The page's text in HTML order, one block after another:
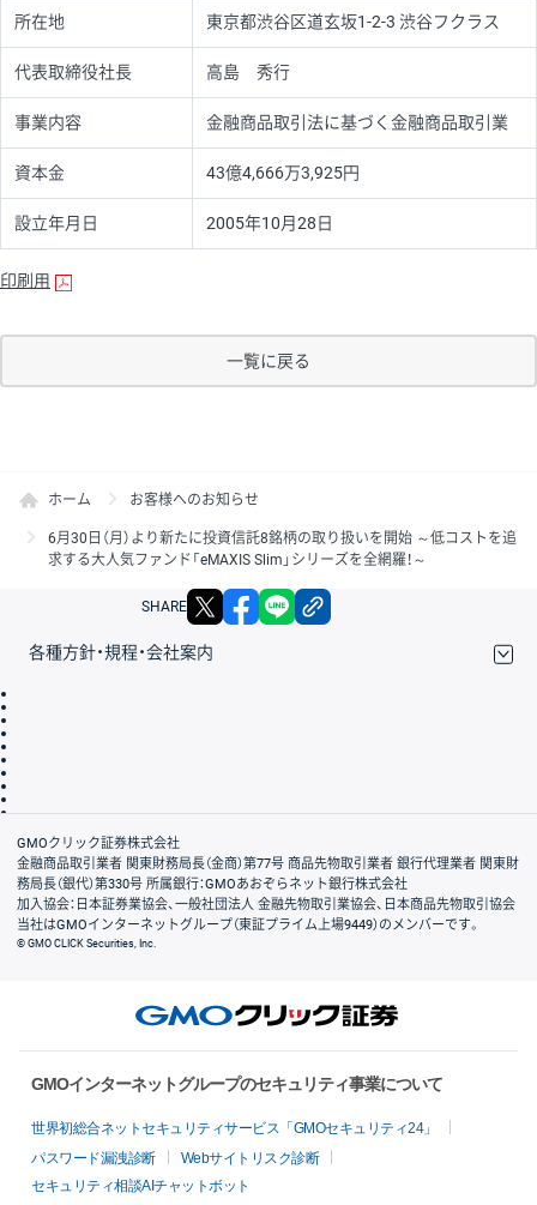
所在地 東京都渋谷区道玄坂1-2-3 渋谷フクラス
代表取締役社長 高島 秀行
事業内容 金融商品取引法に基づく金融商品取引業
資本金 43億4,666万3,925円
設立年月日 2005年10月28日
印刷用
一覧に戻る
ホーム お客様へのお知らせ
6月30日（月）より新たに投資信託8銘柄の取り扱いを開始 ～低コストを追
求する大人気ファンド「eMAXIS Slim」シリーズを全網羅！～
SHARE X facebook
各種方針・規程・会社案内
会社案内
GMOクリック証券株式会社
金融商品取引業者 関東財務局長（金商）第77号 商品先物取引業者 銀行代理業者 関東財
務局長（銀代）第330号 所属銀行：GMOあおぞらネット銀行株式会社
加入協会：日本証券業協会、一般社団法人 金融先物取引業協会、日本商品先物取引協会
当社はGMOインターネットグループ（東証プライム上場9449）のメンバーです。
© GMO CLICK Securities, Inc.
GMOインターネットグループのセキュリティ事業について
世界初総合ネットセキュリティサービス「GMOセキュリティ24」
パスワード漏洩診断
Webサイトリスク診断
セキュリティ相談AIチャットボット